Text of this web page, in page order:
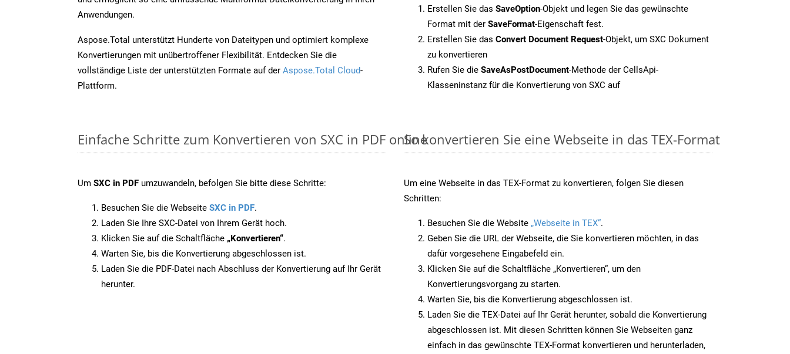
Anwendungen.
Aspose.Total unterstützt Hunderte von Dateitypen und optimiert komplexe
Konvertierungen mit unübertroffener Flexibilität. Entdecken Sie die
vollständige Liste der unterstützten Formate auf der Aspose.Total Cloud-
Plattform.
Erstellen Sie das SaveOption-Objekt und legen Sie das gewünschte
Format mit der SaveFormat-Eigenschaft fest.
Erstellen Sie das Convert Document Request-Objekt, um SXC Dokument
zu konvertieren
Rufen Sie die SaveAsPostDocument-Methode der CellsApi-
Klasseninstanz für die Konvertierung von SXC auf
Einfache Schritte zum Konvertieren von SXC in PDF online
Um SXC in PDF umzuwandeln, befolgen Sie bitte diese Schritte:
Besuchen Sie die Webseite SXC in PDF.
Laden Sie Ihre SXC-Datei von Ihrem Gerät hoch.
Klicken Sie auf die Schaltfläche „Konvertieren“.
Warten Sie, bis die Konvertierung abgeschlossen ist.
Laden Sie die PDF-Datei nach Abschluss der Konvertierung auf Ihr Gerät
herunter.
So konvertieren Sie eine Webseite in das TEX-Format
Um eine Webseite in das TEX-Format zu konvertieren, folgen Sie diesen
Schritten:
Besuchen Sie die Website „Webseite in TEX“.
Geben Sie die URL der Webseite, die Sie konvertieren möchten, in das
dafür vorgesehene Eingabefeld ein.
Klicken Sie auf die Schaltfläche „Konvertieren“, um den
Konvertierungsvorgang zu starten.
Warten Sie, bis die Konvertierung abgeschlossen ist.
Laden Sie die TEX-Datei auf Ihr Gerät herunter, sobald die Konvertierung
abgeschlossen ist. Mit diesen Schritten können Sie Webseiten ganz
einfach in das gewünschte TEX-Format konvertieren und herunterladen,